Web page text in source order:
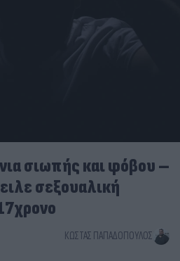
σιωπής και φόβου –
σεξουαλική
ΚΏΣΤΑΣ ΠΑΠΑΔΌΠΟΥΛΟΣ